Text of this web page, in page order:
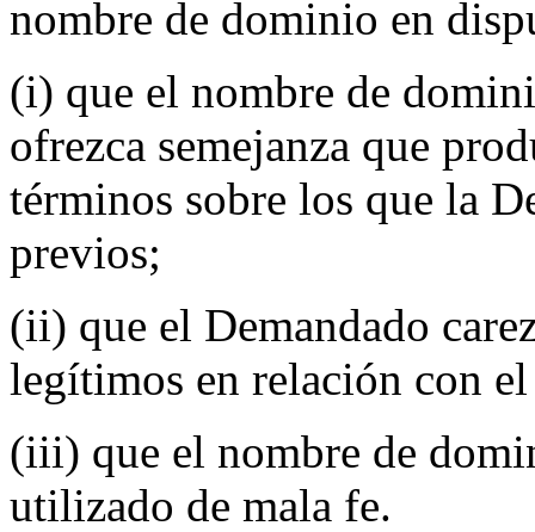
nombre de dominio en
(i) que el nombre de
ofrezca semejanza que
términos sobre los que la
previos;
(ii) que el Demandado
legítimos en relación con
(iii) que el nombre de
utilizado de mala fe.